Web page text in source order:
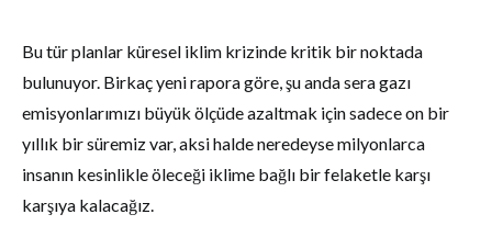
Bu tür planlar küresel iklim krizinde kritik bir noktada
bulunuyor. Birkaç yeni rapora göre, şu anda sera gazı
emisyonlarımızı büyük ölçüde azaltmak için sadece on bir
yıllık bir süremiz var, aksi halde neredeyse milyonlarca
insanın kesinlikle öleceği iklime bağlı bir felaketle karşı
karşıya kalacağız.